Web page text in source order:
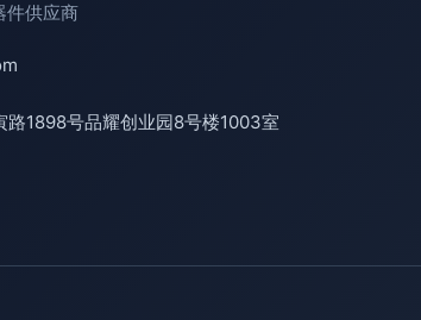
件供应商
路1898号品耀创业园8号楼1003室